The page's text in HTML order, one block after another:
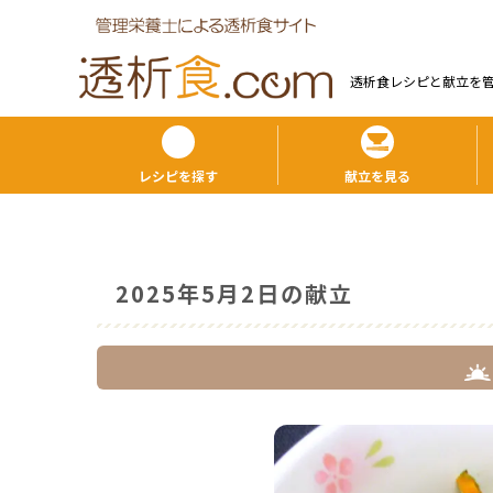
透析食レシピと献⽴を
レシピを探す 献立を見る
2025年5月2日の献立